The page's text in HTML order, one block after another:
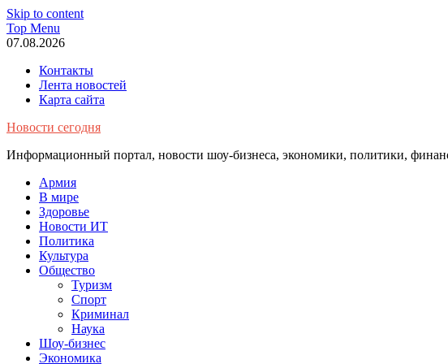
Skip to content
Top Menu
07.08.2026
Контакты
Лента новостей
Карта сайта
Новости сегодня
Информационный портал, новости шоу-бизнеса, экономики, политики,
Армия
В мире
Здоровье
Новости ИТ
Политика
Культура
Общество
Туризм
Спорт
Криминал
Наука
Шоу-бизнес
Экономика